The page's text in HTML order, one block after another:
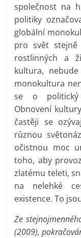
společnost na
politiky
globální
pro svět
rostlinných a
kultura,
monokultura
se o politický
Obnovení
častěji se
různou
očistnou moc
toho, aby
zlatému teleti,
na nelehké
existence. To
Ze
(2009),